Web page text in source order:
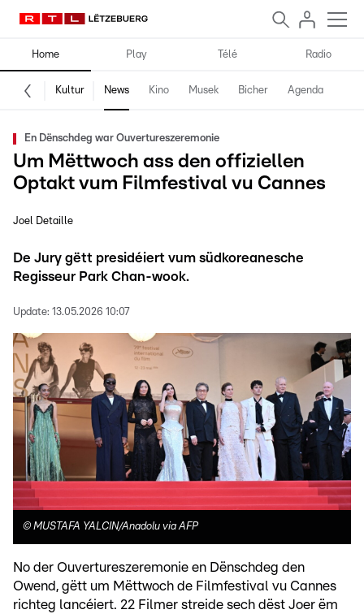
Home Play Télé Radio
Kultur News Kino Musek Bicher Agenda
En Dënschdeg war Ouvertureszeremonie
Um Mëttwoch ass den offiziellen
Optakt vum Filmfestival vu Cannes
Joel Detaille
De Jury gëtt presidéiert vum südkoreanesche
Regisseur Park Chan-wook.
Update: 13.05.2026 10:07
© MUSTAFA YALCIN/Anadolu via AFP
No der Ouvertureszeremonie en Dënschdeg den
Owend, gëtt um Mëttwoch de Filmfestival vu Cannes
richteg lancéiert. 22 Filmer streide sech dëst Joer ëm